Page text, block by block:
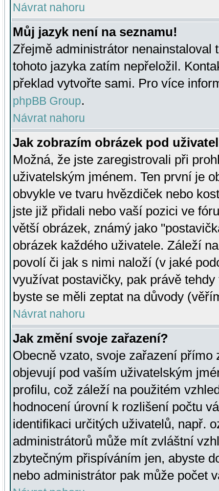
Návrat nahoru
Můj jazyk není na seznamu!
Zřejmě administrátor nenainstaloval
tohoto jazyka zatím nepřeložil.
překlad vytvořte sami. Pro více
phpBB Group.
Návrat nahoru
Jak zobrazím obrázek pod
Možná, že jste zaregistrovali při
uživatelským jménem. Ten první je
obvykle ve tvaru hvězdiček nebo
jste již přidali nebo vaší pozici ve
větší obrázek, známý jako
obrázek každého uživatele. Záleží
povolí či jak s nimi naloží (v jaké
využívat postavičky, pak právě
byste se měli zeptat na důvody
Návrat nahoru
Jak změní svoje zařazení?
Obecně vzato, svoje zařazení přímo
objevují pod vaším uživatelským
profilu, což záleží na použitém
hodnocení úrovní k rozlišení počtu
identifikaci určitých uživatelů, např.
administrátorů může mít zvláštní
zbytečným přispíváním jen, abyste
nebo administrátor pak může počet